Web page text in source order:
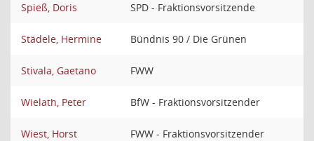
Spieß, Doris SPD - Fraktionsvorsitzende
Städele, Hermine Bündnis 90 / Die Grünen
Stivala, Gaetano FWW
Wielath, Peter BfW - Fraktionsvorsitzender
Wiest, Horst FWW - Fraktionsvorsitzender